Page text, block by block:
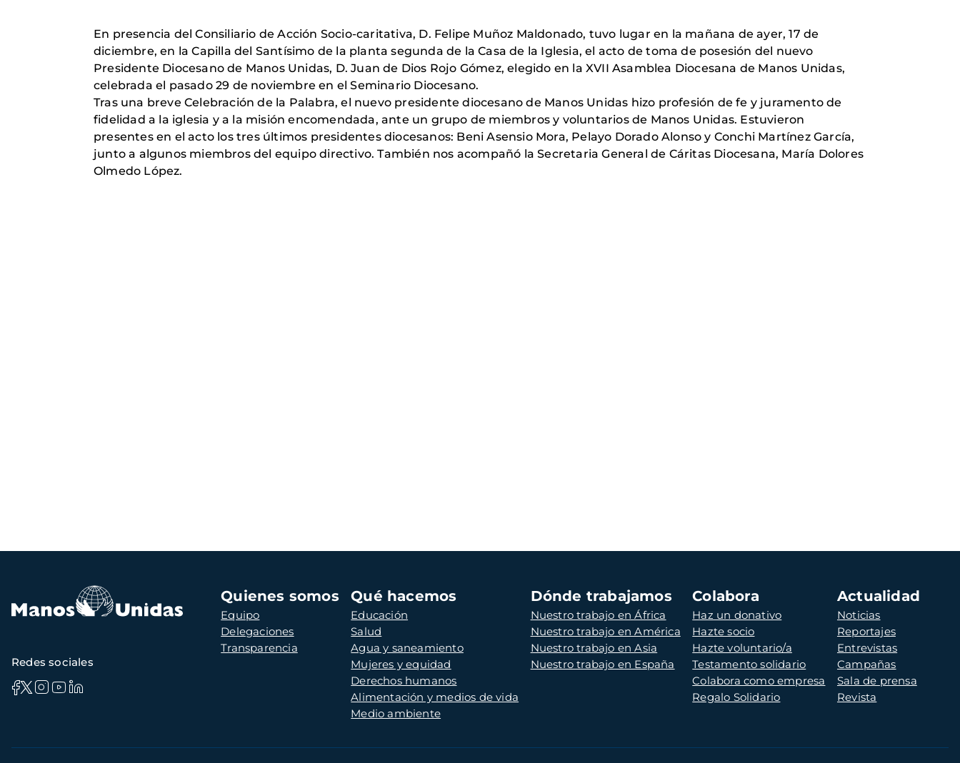
En presencia del Consiliario de Acción Socio-caritativa, D. Felipe Muñoz Maldonado, tuvo lugar en la mañana de ayer, 17 de
diciembre, en la Capilla del Santísimo de la planta segunda de la Casa de la Iglesia, el acto de toma de posesión del nuevo
Presidente Diocesano de Manos Unidas, D. Juan de Dios Rojo Gómez, elegido en la XVII Asamblea Diocesana de Manos Unidas,
celebrada el pasado 29 de noviembre en el Seminario Diocesano.
Tras una breve Celebración de la Palabra, el nuevo presidente diocesano de Manos Unidas hizo profesión de fe y juramento de
fidelidad a la iglesia y a la misión encomendada, ante un grupo de miembros y voluntarios de Manos Unidas. Estuvieron
presentes en el acto los tres últimos presidentes diocesanos: Beni Asensio Mora, Pelayo Dorado Alonso y Conchi Martínez García,
junto a algunos miembros del equipo directivo. También nos acompañó la Secretaria General de Cáritas Diocesana, María Dolores
Olmedo López.
Navegación
principal
Quienes somos
Equipo
Delegaciones
Transparencia
Qué hacemos
Educación
Salud
Agua y saneamiento
Mujeres y equidad
Derechos humanos
Alimentación y medios de vida
Medio ambiente
Dónde trabajamos
Nuestro trabajo en África
Nuestro trabajo en América
Nuestro trabajo en Asia
Nuestro trabajo en España
Colabora
Haz un donativo
Hazte socio
Hazte voluntario/a
Testamento solidario
Colabora como empresa
Regalo Solidario
Actualidad
Noticias
Reportajes
Entrevistas
Campañas
Sala de prensa
Revista
Redes sociales